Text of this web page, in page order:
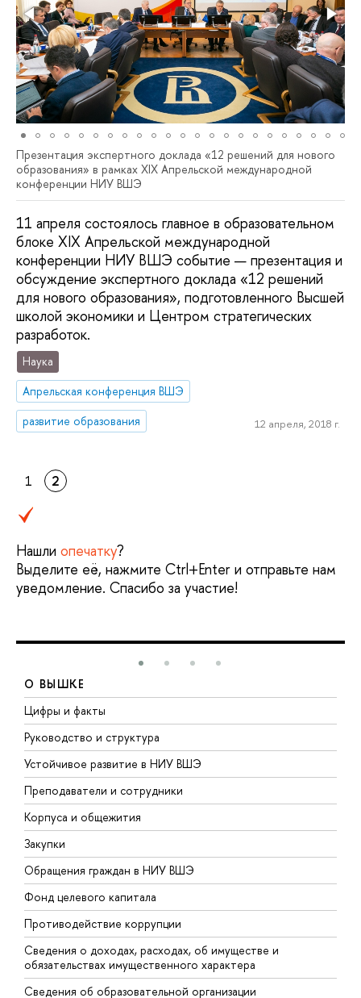
Презентация экспертного доклада «12 решений для нового
образования» в рамках XIX Апрельской международной
конференции НИУ ВШЭ
11 апреля состоялось главное в образовательном
блоке XIX Апрельской международной
конференции НИУ ВШЭ событие — презентация и
обсуждение экспертного доклада «12 решений
для нового образования», подготовленного Высшей
школой экономики и Центром стратегических
разработок.
Наука
Апрельская конференция ВШЭ
развитие образования
12 апреля, 2018 г.
1 2
Нашли опечатку?
Выделите её, нажмите Ctrl+Enter и отправьте нам
уведомление. Спасибо за участие!
О ВЫШКЕ
Цифры и факты
Руководство и структура
Устойчивое развитие в НИУ ВШЭ
Преподаватели и сотрудники
Корпуса и общежития
Закупки
Обращения граждан в НИУ ВШЭ
Фонд целевого капитала
Противодействие коррупции
Сведения о доходах, расходах, об имуществе и
обязательствах имущественного характера
Сведения об образовательной организации